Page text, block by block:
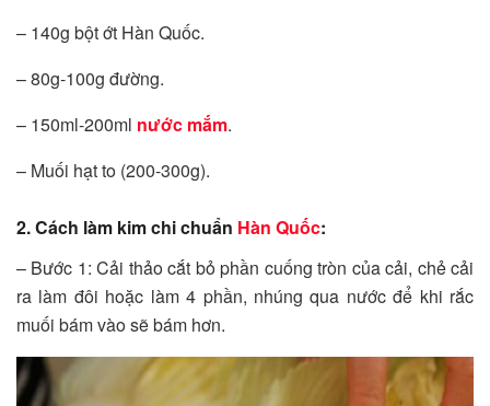
– 140g bột ớt Hàn Quốc.
– 80g-100g đường.
– 150ml-200ml nước mắm.
– Muối hạt to (200-300g).
2. Cách làm kim chi chuẩn Hàn Quốc:
– Bước 1: Cải thảo cắt bỏ phần cuống tròn của cải, chẻ cải
ra làm đôi hoặc làm 4 phần, nhúng qua nước để khi rắc
muối bám vào sẽ bám hơn.